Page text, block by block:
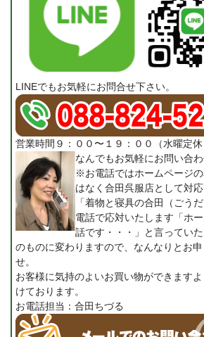
LINEでもお気軽にお問合せ下さい。
営業時間９：００〜１９：００（水曜定休
なんでもお気軽にお問い合わ
※お電話ではホームページ
はなく合田呉服店として対応
「着物と寝具の合田（ごうだ
電話で応対いたします「ホ
話です・・・」と言ってい
のものに変わりますので、なんなりとお
せ。
お客様に気持のよいお買い物ができます
けております。
お電話担当：合田ちづる